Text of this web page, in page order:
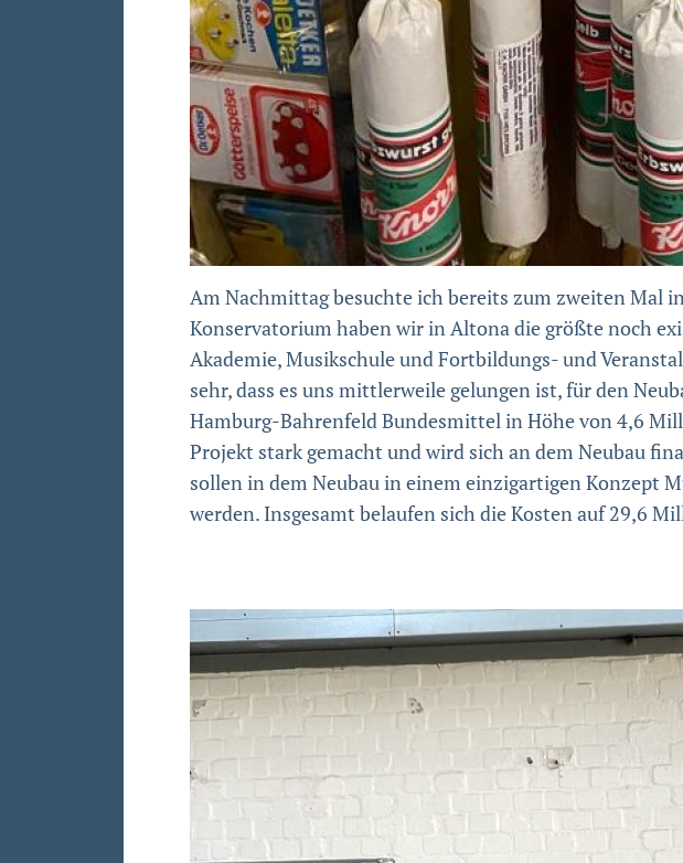
Am Nachmittag besuchte ich bereits zum zweiten Mal
Konservatorium haben wir in Altona die größte noch
Akademie, Musikschule und Fortbildungs- und
sehr, dass es uns mittlerweile gelungen ist, für den
Hamburg-Bahrenfeld Bundesmittel in Höhe von 4,6
Projekt stark gemacht und wird sich an dem Neubau
sollen in dem Neubau in einem einzigartigen Konzept
werden. Insgesamt belaufen sich die Kosten auf 29,6